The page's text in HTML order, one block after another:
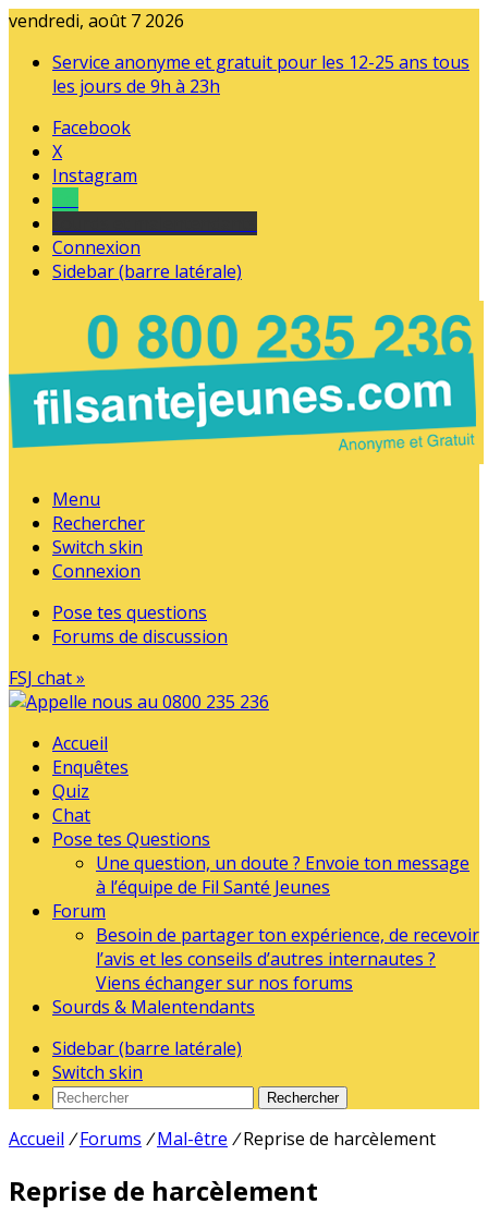
vendredi, août 7 2026
Service anonyme et gratuit pour les 12-25 ans tous
les jours de 9h à 23h
Facebook
X
Instagram
Connexion
Sidebar (barre latérale)
Menu
Rechercher
Switch skin
Connexion
Pose tes questions
Forums de discussion
FSJ chat »
Accueil
Enquêtes
Quiz
Chat
Pose tes Questions
Une question, un doute ? Envoie ton message
à l’équipe de Fil Santé Jeunes
Forum
Besoin de partager ton expérience, de recevoir
l’avis et les conseils d’autres internautes ?
Viens échanger sur nos forums
Sourds & Malentendants
Sidebar (barre latérale)
Switch skin
Rechercher
Accueil / Forums / Mal-être / Reprise de harcèlement
Reprise de harcèlement